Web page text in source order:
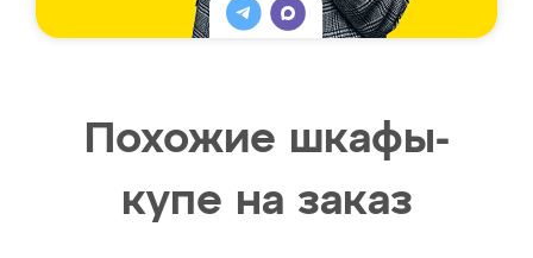
Похожие шкафы-
купе на заказ